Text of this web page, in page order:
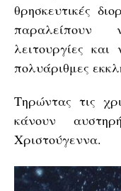
θρησκευτικές
παραλείπουν
λειτουργίες
πολυάριθμες
Τηρώντας τις
κάνουν
Χριστούγεννα.